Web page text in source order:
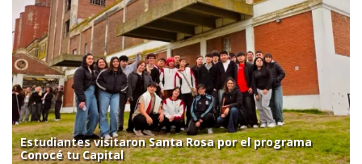
Estudiantes visitaron Santa Rosa por el programa
Conocé tu Capital